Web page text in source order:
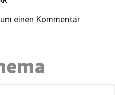
einen Kommentar